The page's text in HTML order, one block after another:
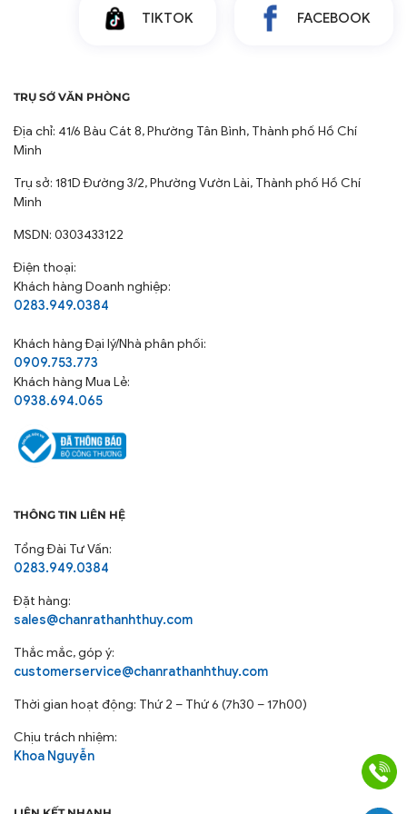
TIKTOK FACEBOOK
TRỤ SỞ VĂN PHÒNG
Địa chỉ: 41/6 Bàu Cát 8, Phường Tân Bình, Thành phố Hồ Chí
Minh
Trụ sở: 181D Đường 3/2, Phường Vườn Lài, Thành phố Hồ Chí
Minh
MSDN: 0303433122
Điện thoại:
Khách hàng Doanh nghiệp:
0283.949.0384
Khách hàngĐại lý/Nhà phân phối:
0909.753.773
Khách hàng Mua Lẻ:
0938.694.065
THÔNG TIN LIÊN HỆ
Tổng Đài Tư Vấn:
0283.949.0384
Đặt hàng:
sales@chanrathanhthuy.com
Thắc mắc, góp ý:
customerservice@chanrathanhthuy.com
Thời gian hoạt động: Thứ 2 – Thứ 6 (7h30 – 17h00)
Chịu trách nhiệm:
Khoa Nguyễn